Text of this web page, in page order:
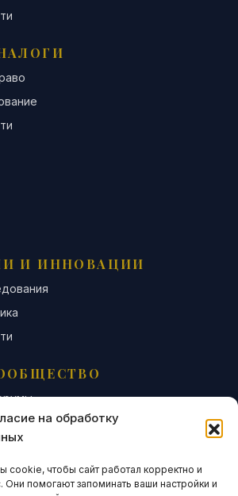
на обработку
cookie, чтобы сайт работал корректно и
помогают запоминать ваши настройки и
И ИННОВАЦИИ
И СТАТИСТИКА